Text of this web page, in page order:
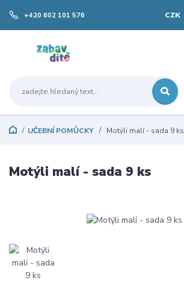
CZK
+420 602 101 576
UČEBNÍ POMŮCKY Motýli malí - sada 9 ks
Motýli malí - sada 9 ks